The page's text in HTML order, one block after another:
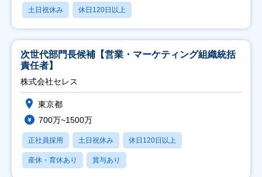
土日祝休み 休日120日以上
次世代部門長候補【営業・マーケティング組織統括
責任者】
株式会社セレス
東京都
700万~1500万
正社員採用 土日祝休み 休日120日以上
産休・育休あり 賞与あり